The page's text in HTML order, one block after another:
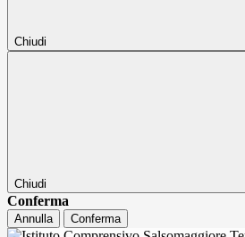
Chiudi
Chiudi
Conferma
Annulla Conferma